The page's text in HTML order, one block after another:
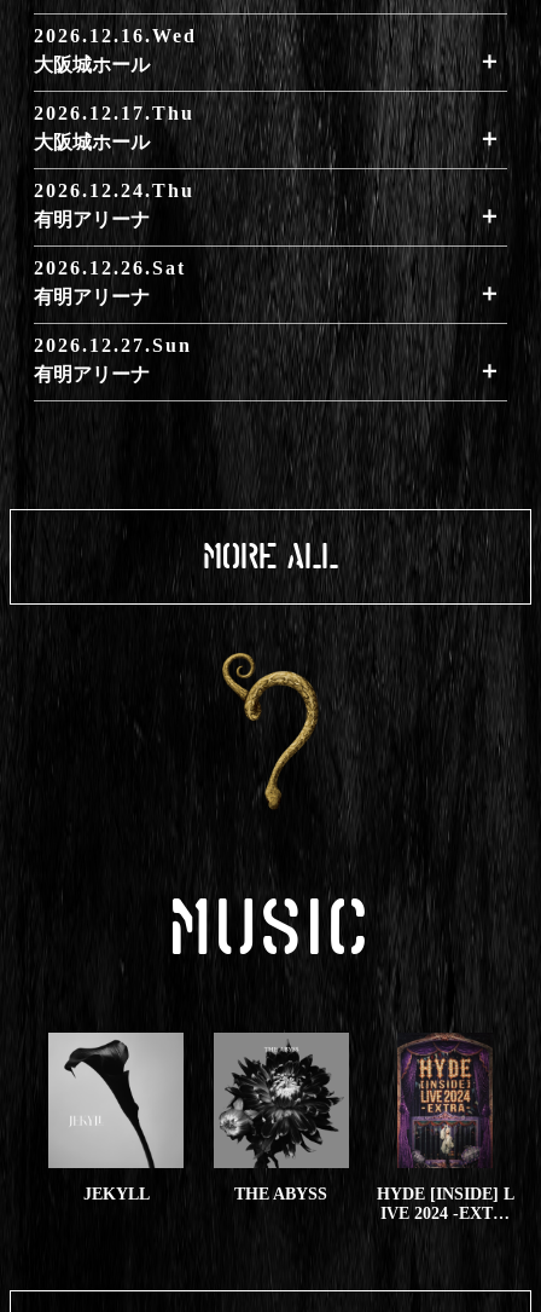
2026.12.16.Wed
大阪城ホール
2026.12.17.Thu
大阪城ホール
2026.12.24.Thu
有明アリーナ
2026.12.26.Sat
有明アリーナ
2026.12.27.Sun
有明アリーナ
MORE ALL
MUSIC
JEKYLL THE ABYSS
HYDE [INSIDE] L
IVE 2024 -EXT…